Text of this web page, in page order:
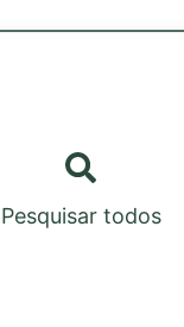
Pesquisar todos